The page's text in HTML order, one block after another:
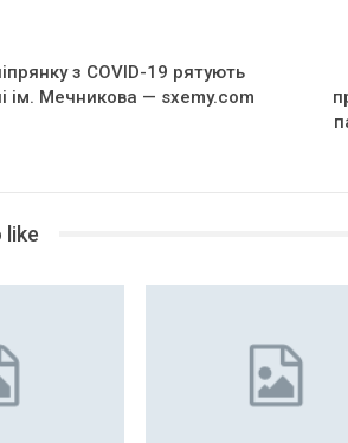
з COVID-19 рятують
ім. Мечникова — sxemy.com
like